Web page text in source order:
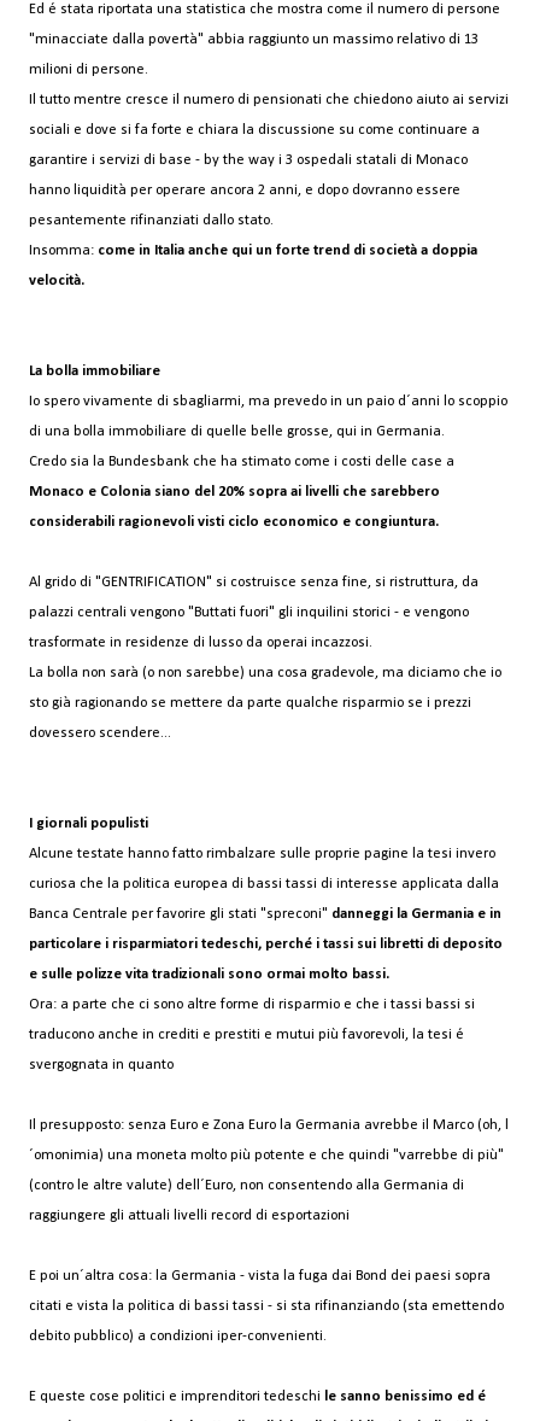
Ed é stata riportata una statistica che mostra come il numero di persone
"minacciate dalla povertà" abbia raggiunto un massimo relativo di 13
milioni di persone.
Il tutto mentre cresce il numero di pensionati che chiedono aiuto ai servizi
sociali e dove si fa forte e chiara la discussione su come continuare a
garantire i servizi di base - by the way i 3 ospedali statali di Monaco
hanno liquidità per operare ancora 2 anni, e dopo dovranno essere
pesantemente rifinanziati dallo stato.
Insomma: come in Italia anche qui un forte trend di società a doppia
velocità.
La bolla immobiliare
Io spero vivamente di sbagliarmi, ma prevedo in un paio d´anni lo scoppio
di una bolla immobiliare di quelle belle grosse, qui in Germania.
Credo sia la Bundesbank che ha stimato come i costi delle case a
Monaco e Colonia siano del 20% sopra ai livelli che sarebbero
considerabili ragionevoli visti ciclo economico e congiuntura.
Al grido di "GENTRIFICATION" si costruisce senza fine, si ristruttura, da
palazzi centrali vengono "Buttati fuori" gli inquilini storici - e vengono
trasformate in residenze di lusso da operai incazzosi.
La bolla non sarà (o non sarebbe) una cosa gradevole, ma diciamo che io
sto già ragionando se mettere da parte qualche risparmio se i prezzi
dovessero scendere...
I giornali populisti
Alcune testate hanno fatto rimbalzare sulle proprie pagine la tesi invero
curiosa che la politica europea di bassi tassi di interesse applicata dalla
Banca Centrale per favorire gli stati "spreconi" danneggi la Germania e in
particolare i risparmiatori tedeschi, perché i tassi sui libretti di deposito
e sulle polizze vita tradizionali sono ormai molto bassi.
Ora: a parte che ci sono altre forme di risparmio e che i tassi bassi si
traducono anche in crediti e prestiti e mutui più favorevoli, la tesi é
svergognata in quanto
Il presupposto: senza Euro e Zona Euro la Germania avrebbe il Marco (oh, l
´omonimia) una moneta molto più potente e che quindi "varrebbe di più"
(contro le altre valute) dell´Euro, non consentendo alla Germania di
raggiungere gli attuali livelli record di esportazioni
E poi un´altra cosa: la Germania - vista la fuga dai Bond dei paesi sopra
citati e vista la politica di bassi tassi - si sta rifinanziando (sta emettendo
debito pubblico) a condizioni iper-convenienti.
E queste cose politici e imprenditori tedeschi le sanno benissimo ed é